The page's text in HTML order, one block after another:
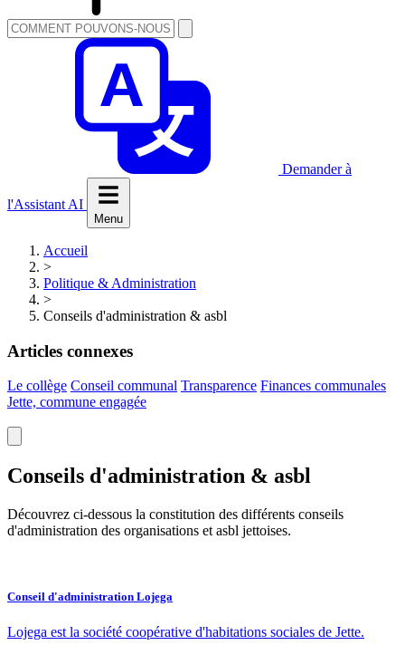
Demander à
l'Assistant AI
Menu
Accueil
>
Politique & Administration
>
Conseils d'administration & asbl
Articles connexes
Le collège Conseil communal Transparence Finances communales
Jette, commune engagée
Conseils d'administration & asbl
Découvrez ci-dessous la constitution des différents conseils
d'administration des organisations et asbl jettoises.
Conseil d'administration Lojega
Lojega est la société coopérative d'habitations sociales de Jette.